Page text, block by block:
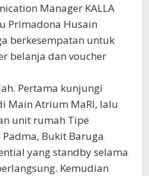
Manager KALLA
Primadona Husain
berkesempatan untuk
belanja dan voucher
Pertama kunjungi
Main Atrium MaRI, lalu
unit rumah Tipe
Bukit Baruga
yang standby selama
Kemudian